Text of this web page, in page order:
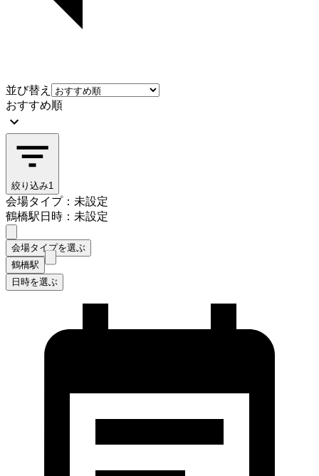
並び替え
おすすめ順
絞り込み1
会場タイプ：未設定
鶴橋駅日時：未設定
会場タイプを選ぶ
鶴橋駅
日時を選ぶ